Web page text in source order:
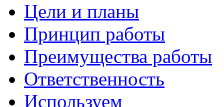
Цели и планы
Принцип работы
Преимущества работы
Ответственность
Используем